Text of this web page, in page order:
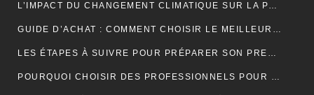
L’IMPACT DU CHANGEMENT CLIMATIQUE SUR LA PRODUCTION DE VANILLE À MADAGASCAR
GUIDE D’ACHAT : COMMENT CHOISIR LE MEILLEUR SPIROMÈTRE POUR VOS BESOINS
LES ÉTAPES À SUIVRE POUR PRÉPARER SON PREMIER MARATHON
POURQUOI CHOISIR DES PROFESSIONNELS POUR VOTRE DÉMÉNAGEMENT CLICHY ?